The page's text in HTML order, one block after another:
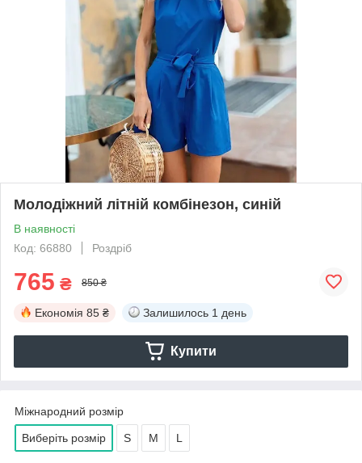
Молодіжний літній комбінезон, синій
В наявності
Код: 66880
Роздріб
765 ₴ 850 ₴
Економія 85 ₴ Залишилось 1 день
Купити
Міжнародний розмір
Виберіть розмір S M L